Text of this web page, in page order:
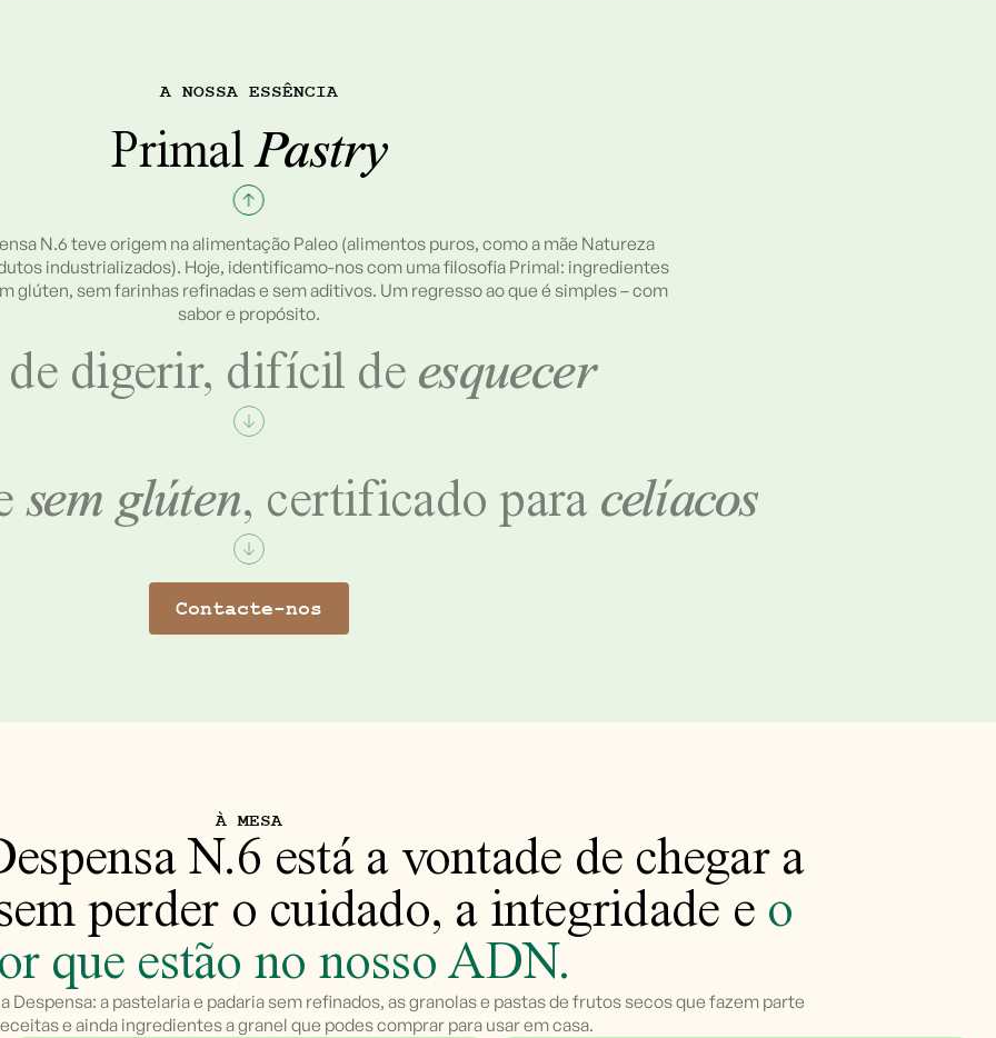
A NOSSA ESSÊNCIA
PrimalPastry
N.6 teve origem na alimentação Paleo (alimentos puros, como a mãe Natureza
industrializados). Hoje, identificamo-nos com uma filosofia Primal: ingredientes
glúten, sem farinhas refinadas e sem aditivos. Um regresso ao que é simples – com
sabor e propósito.
de digerir, difícil de esquecer
sem glúten, certificado para celíacos
Contacte-nos
À MESA
N.6 está a vontade de chegar a
perder o cuidado, a integridade e o
que estão no nosso ADN.
Despensa: a pastelaria e padaria sem refinados, as granolas e pastas de frutos secos que fazem parte
e ainda ingredientes a granel que podes comprar para usar em casa.